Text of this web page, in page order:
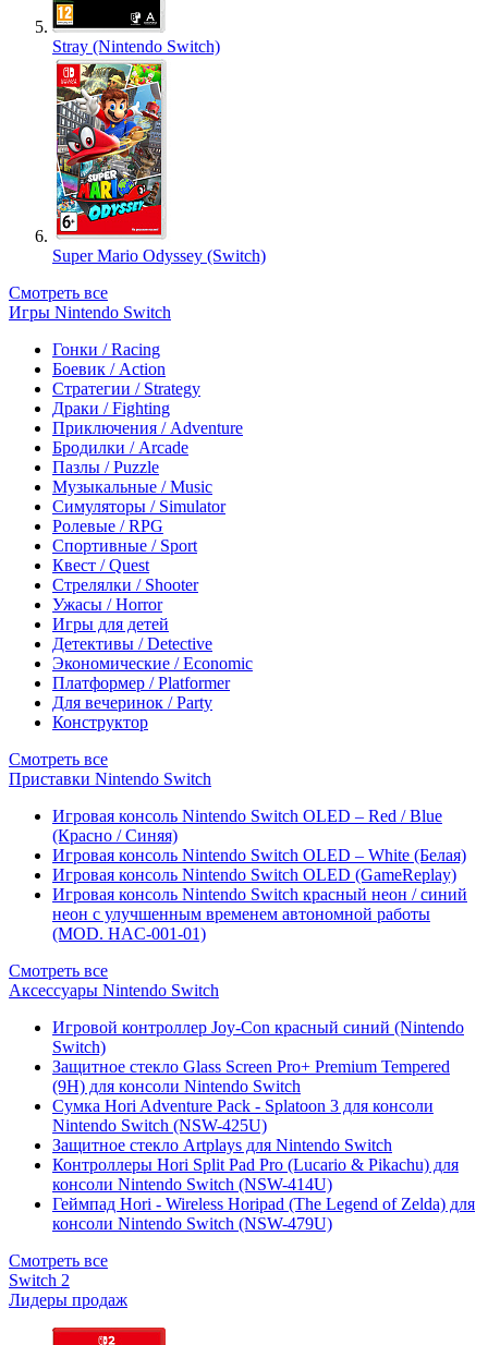
Stray (Nintendo Switch)
Super Mario Odyssey (Switch)
Смотреть все
Игры Nintendo Switch
Гонки / Racing
Боевик / Action
Стратегии / Strategy
Драки / Fighting
Приключения / Adventure
Бродилки / Arcade
Пазлы / Puzzle
Музыкальные / Music
Симуляторы / Simulator
Ролевые / RPG
Спортивные / Sport
Квест / Quest
Стрелялки / Shooter
Ужасы / Horror
Игры для детей
Детективы / Detective
Экономические / Economic
Платформер / Platformer
Для вечеринок / Party
Конструктор
Смотреть все
Приставки Nintendo Switch
Игровая консоль Nintendo Switch OLED – Red / Blue
(Красно / Синяя)
Игровая консоль Nintendo Switch OLED – White (Белая)
Игровая консоль Nintendo Switch OLED (GameReplay)
Игровая консоль Nintendo Switch красный неон / синий
неон с улучшенным временем автономной работы
(MOD. HAC-001-01)
Смотреть все
Аксессуары Nintendo Switch
Игровой контроллер Joy-Con красный синий (Nintendo
Switch)
Защитное стекло Glass Screen Pro+ Premium Tempered
(9H) для консоли Nintendo Switch
Сумка Hori Adventure Pack - Splatoon 3 для консоли
Nintendo Switch (NSW-425U)
Защитное стекло Artplays для Nintendo Switch
Контроллеры Hori Split Pad Pro (Lucario & Pikachu) для
консоли Nintendo Switch (NSW-414U)
Геймпад Hori - Wireless Horipad (The Legend of Zelda) для
консоли Nintendo Switch (NSW-479U)
Смотреть все
Switch 2
Лидеры продаж